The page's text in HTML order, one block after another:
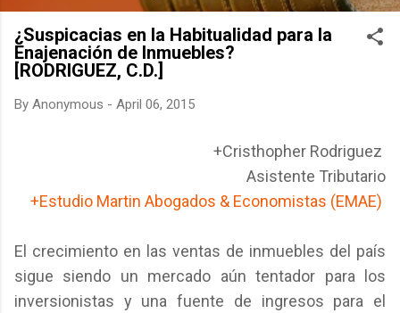
¿Suspicacias en la Habitualidad para la
Enajenación de Inmuebles?
[RODRIGUEZ, C.D.]
By Anonymous - April 06, 2015
+Cristhopher Rodriguez
Asistente Tributario
+Estudio Martin Abogados & Economistas (EMAE)
El crecimiento en las ventas de inmuebles del país
sigue siendo un mercado aún tentador para los
inversionistas y una fuente de ingresos para el